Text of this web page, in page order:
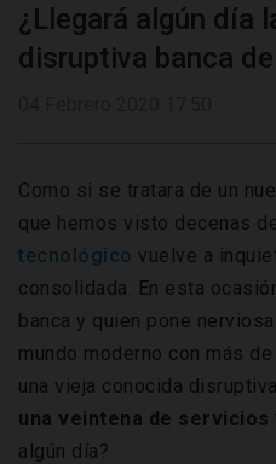
¿Llegará algún día
disruptiva banca
Como si se tratara de un
que hemos visto decenas
tecnológico vuelve a
consolidada. En esta
banca y quien pone
mundo moderno con más
una vieja conocida
una veintena de
algún día?